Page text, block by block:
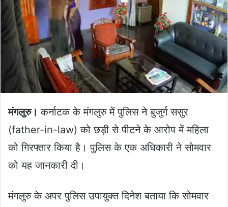
मंगलुरु। कर्नाटक के मंगलुरु में पुलिस ने बुजुर्ग ससुर
(father-in-law) को छड़ी से पीटने के आरोप में महिला
को गिरफ्तार किया है। पुलिस के एक अधिकारी ने सोमवार
को यह जानकारी दी।
मंगलुरु के अपर पुलिस उपायुक्त दिनेश बताया कि सोमवार